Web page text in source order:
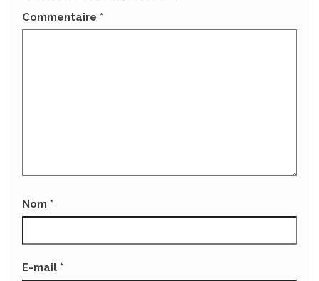
Commentaire *
Nom *
E-mail *